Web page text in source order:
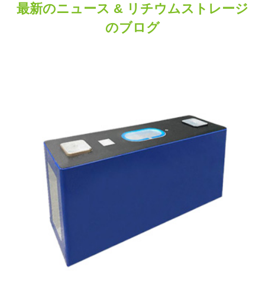
最新のニュース & リチウムストレージ
のブログ